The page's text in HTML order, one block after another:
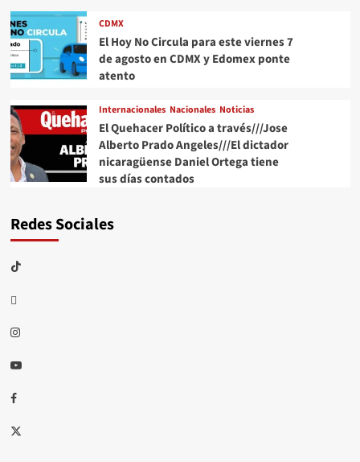
CDMX
El Hoy No Circula para este viernes 7
de agosto en CDMX y Edomex ponte
atento
Internacionales Nacionales Noticias
El Quehacer Político a través///Jose
Alberto Prado Angeles///El dictador
nicaragüense Daniel Ortega tiene
sus días contados
Redes Sociales
TikTok
threads
Instagram
Youtube
Facebook
X